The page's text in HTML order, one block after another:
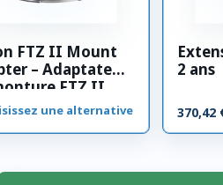
FTZ II Mount
– Adaptateur
FTZ II
une alternative
2 ans
370,42